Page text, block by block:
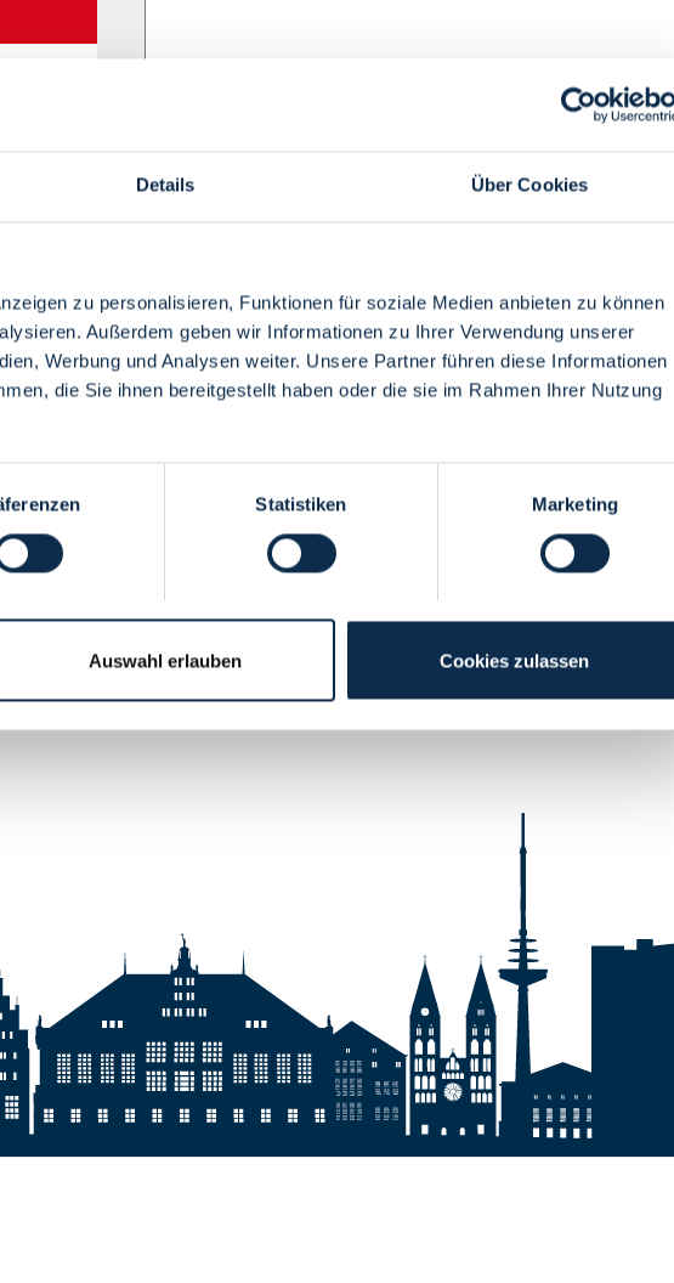
Details Über Cookies
zu personalisieren, Funktionen für soziale Medien anbieten zu können
Außerdem geben wir Informationen zu Ihrer Verwendung unserer
Werbung und Analysen weiter. Unsere Partner führen diese Informationen
die Sie ihnen bereitgestellt haben oder die sie im Rahmen Ihrer Nutzung
Statistiken Marketing
Auswahl erlauben Cookies zulassen
Menü